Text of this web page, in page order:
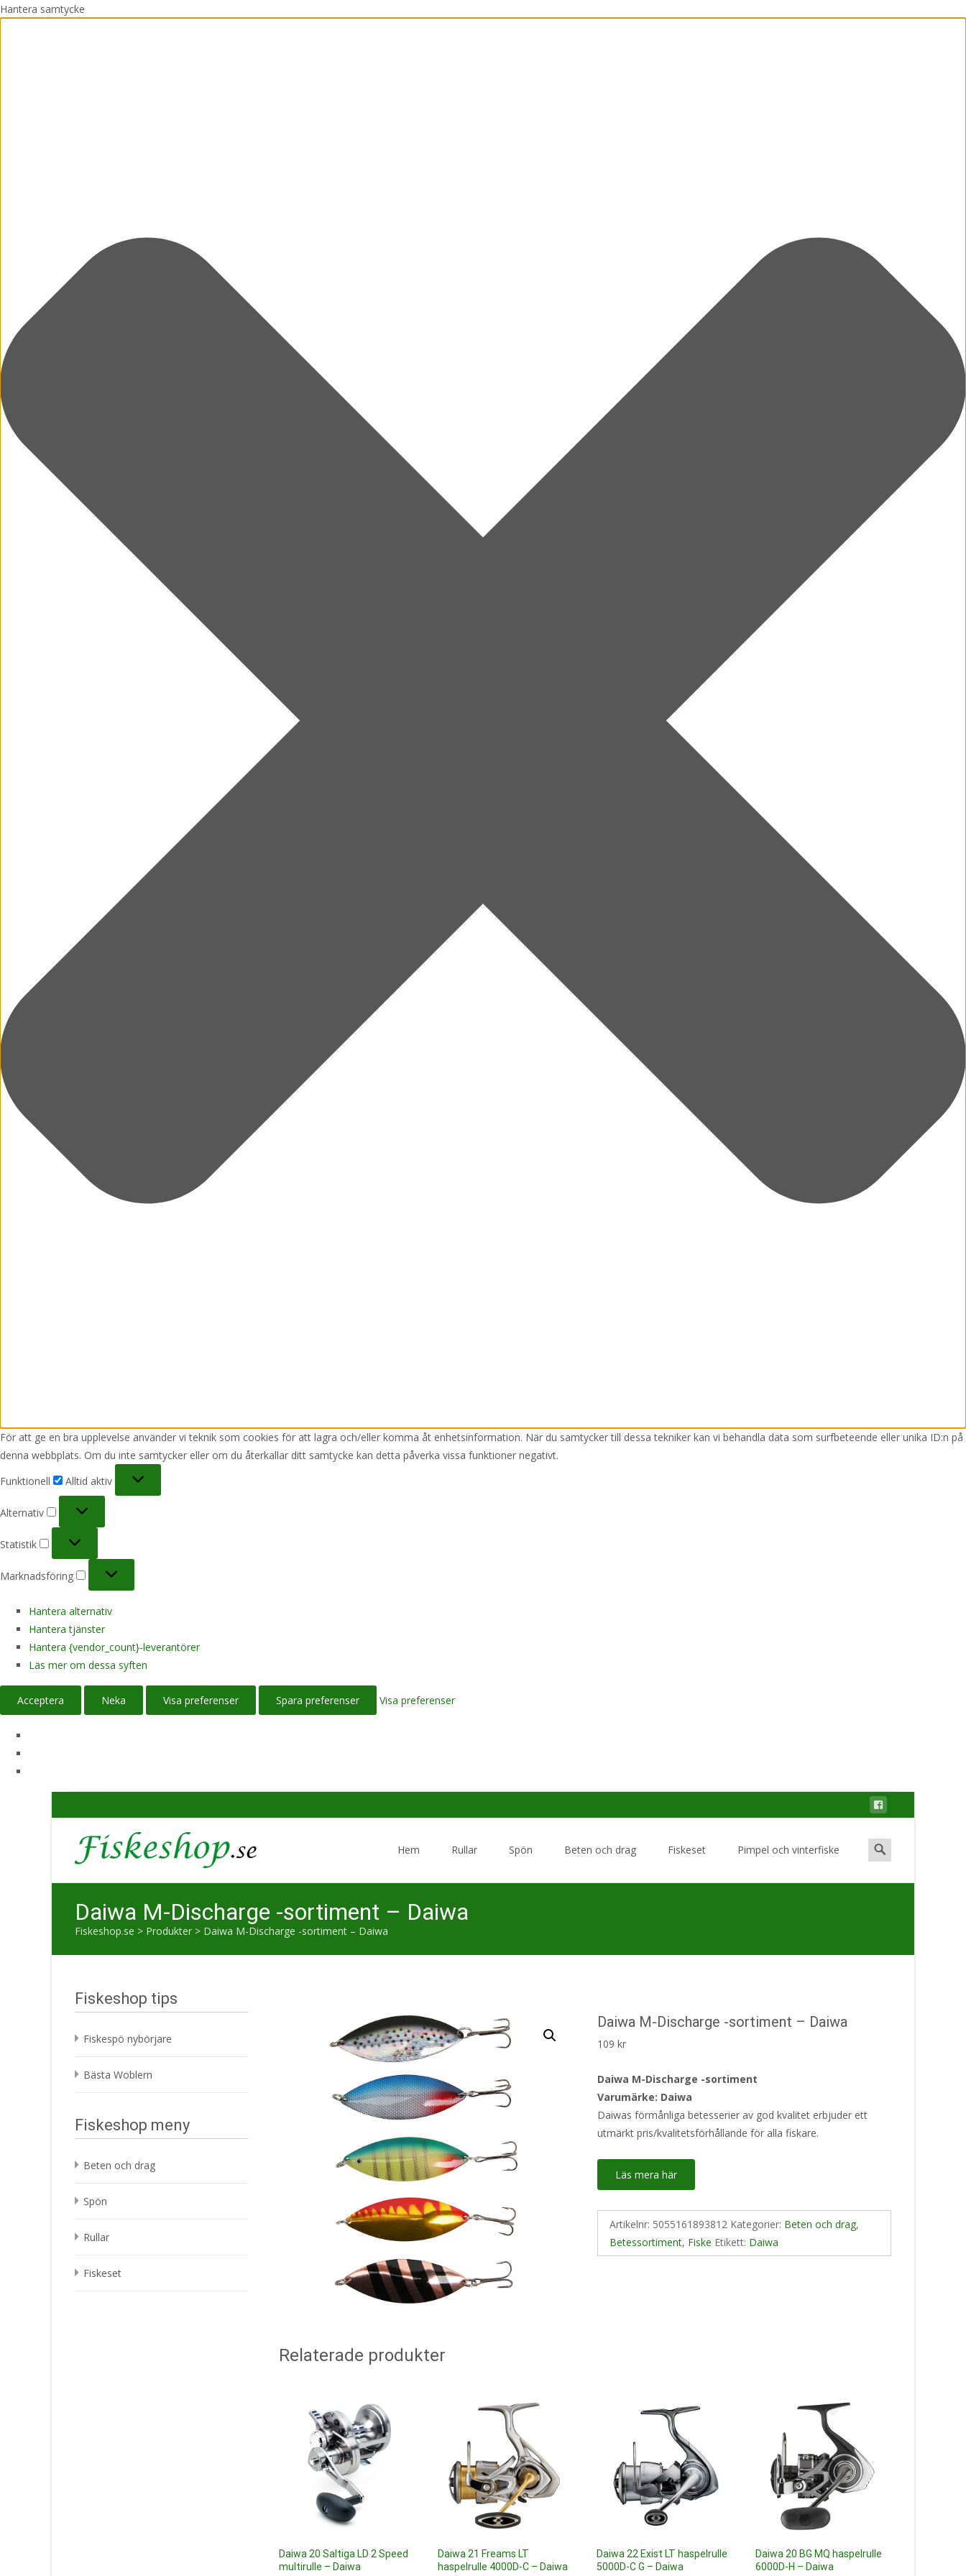
Hantera samtycke
För att ge en bra upplevelse använder vi teknik som cookies för att lagra och/eller komma åt enhetsinformation. När du samtycker till dessa tekniker kan vi behandla data som surfbeteende eller unika ID:n på
denna webbplats. Om du inte samtycker eller om du återkallar ditt samtycke kan detta påverka vissa funktioner negativt.
Funktionell
Alltid aktiv
Alternativ
Statistik
Marknadsföring
Hantera alternativ
Hantera tjänster
Hantera {vendor_count}-leverantörer
Läs mer om dessa syften
Acceptera Neka Visa preferenser Spara preferenser Visa preferenser
Hem Rullar Spön Beten och drag Fiskeset Pimpel och vinterfiske
Search
for:
Daiwa M-Discharge -sortiment – Daiwa
Fiskeshop.se > Produkter > Daiwa M-Discharge -sortiment – Daiwa
Daiwa M-Discharge -sortiment – Daiwa
109kr
Daiwa M-Discharge -sortiment
Varumärke: Daiwa
Daiwas förmånliga betesserier av god kvalitet erbjuder ett
utmärkt pris/kvalitetsförhållande för alla fiskare.
Läs mera här
Artikelnr: 5055161893812 Kategorier: Beten och drag,
Betessortiment, Fiske Etikett: Daiwa
Relaterade produkter
Daiwa 20 Saltiga LD 2 Speed
multirulle – Daiwa
Daiwa 21 Freams LT
haspelrulle 4000D-C – Daiwa
Daiwa 22 Exist LT haspelrulle
5000D-C G – Daiwa
Daiwa 20 BG MQ haspelrulle
6000D-H – Daiwa
Fiskeshop tips
Fiskespö nybörjare
Bästa Woblern
Fiskeshop meny
Beten och drag
Spön
Rullar
Fiskeset